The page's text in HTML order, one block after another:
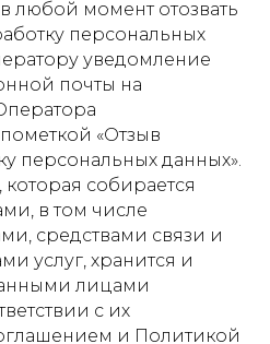
любой момент отозвать
персональных
уведомление
почты на
«Отзыв
персональных данных».
собирается
в том числе
средствами связи и
услуг, хранится и
лицами
с их
и Политикой